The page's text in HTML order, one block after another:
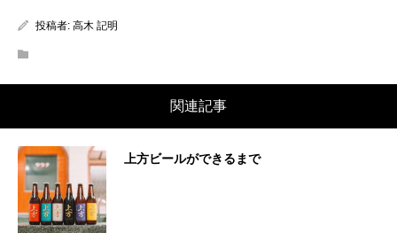
投稿者: 高木 記明
関連記事
上方ビールができるまで